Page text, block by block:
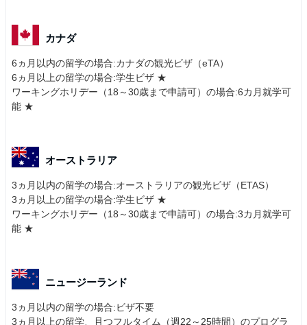
カナダ
6ヵ月以内の留学の場合:カナダの観光ビザ（eTA）
6ヵ月以上の留学の場合:学生ビザ ★
ワーキングホリデー（18～30歳まで申請可）の場合:6カ月就学可
能 ★
オーストラリア
3ヵ月以内の留学の場合:オーストラリアの観光ビザ（ETAS）
3ヵ月以上の留学の場合:学生ビザ ★
ワーキングホリデー（18～30歳まで申請可）の場合:3カ月就学可
能 ★
ニュージーランド
3ヵ月以内の留学の場合:ビザ不要
3ヵ月以上の留学、且つフルタイム（週22～25時間）のプログラ